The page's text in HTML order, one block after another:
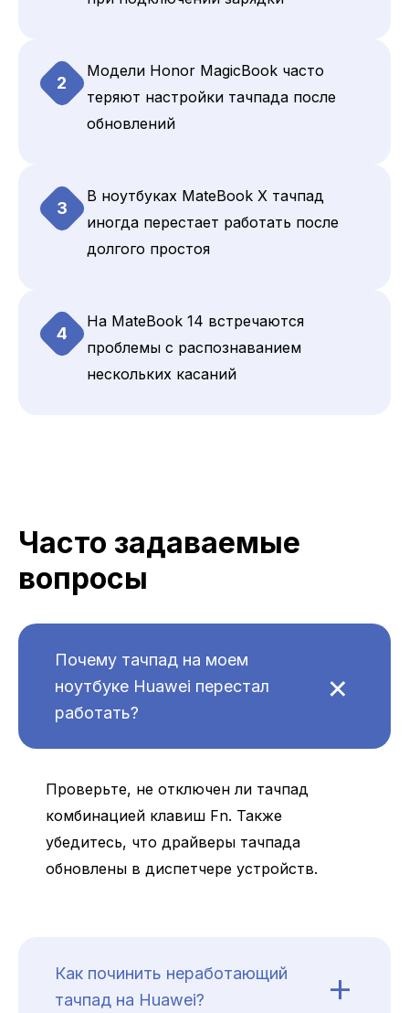
2
Модели Honor MagicBook часто
теряют настройки тачпада после
обновлений
3
В ноутбуках MateBook X тачпад
иногда перестает работать после
долгого простоя
4
На MateBook 14 встречаются
проблемы с распознаванием
нескольких касаний
Часто задаваемые
вопросы
Почему тачпад на моем
ноутбуке Huawei перестал
работать?
+
Проверьте, не отключен ли тачпад
комбинацией клавиш Fn. Также
убедитесь, что драйверы тачпада
обновлены в диспетчере устройств.
Как починить неработающий
тачпад на Huawei?
+